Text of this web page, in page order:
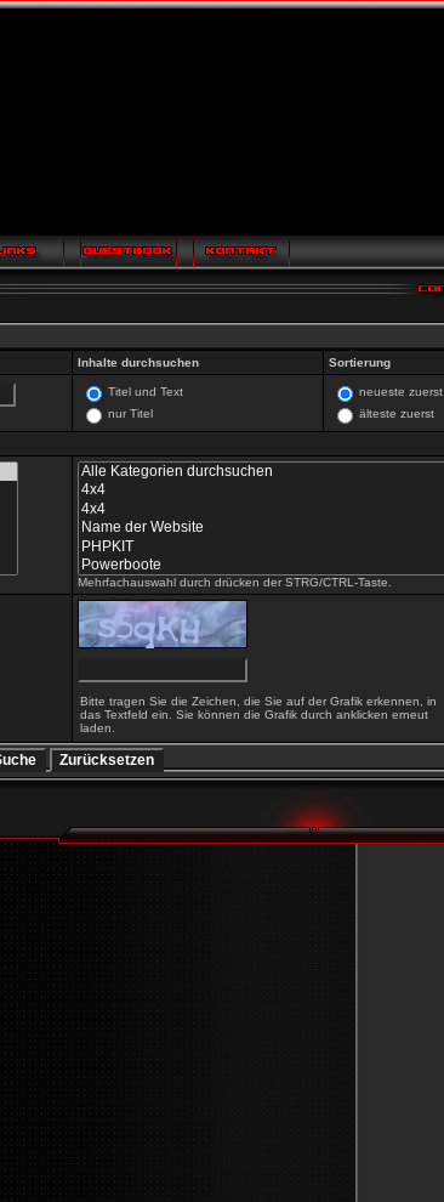
Inhalte durchsuchen Sortierung
Titel und Text
nur Titel
neueste zuerst
älteste zuerst
Mehrfachauswahl durch drücken der STRG/CTRL-Taste.
Bitte tragen Sie die Zeichen, die Sie auf der Grafik erkennen, in
das Textfeld ein. Sie können die Grafik durch anklicken erneut
laden.